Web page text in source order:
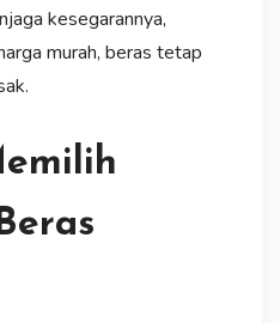
kesegarannya,
murah, beras tetap